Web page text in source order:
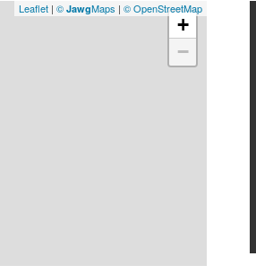
+
−
Leaflet | © JawgMaps | © OpenStreetMap